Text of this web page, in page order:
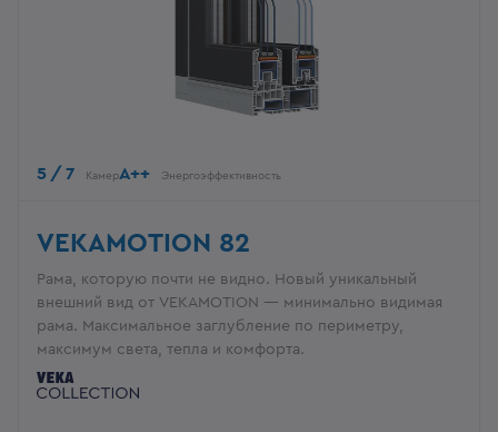
5 / 7 КамерA++ Энергоэффективность
VEKAMOTION 82
Рама, которую почти не видно. Новый уникальный
внешний вид от VEKAMOTION — минимально видимая
рама. Максимальное заглубление по периметру,
максимум света, тепла и комфорта.